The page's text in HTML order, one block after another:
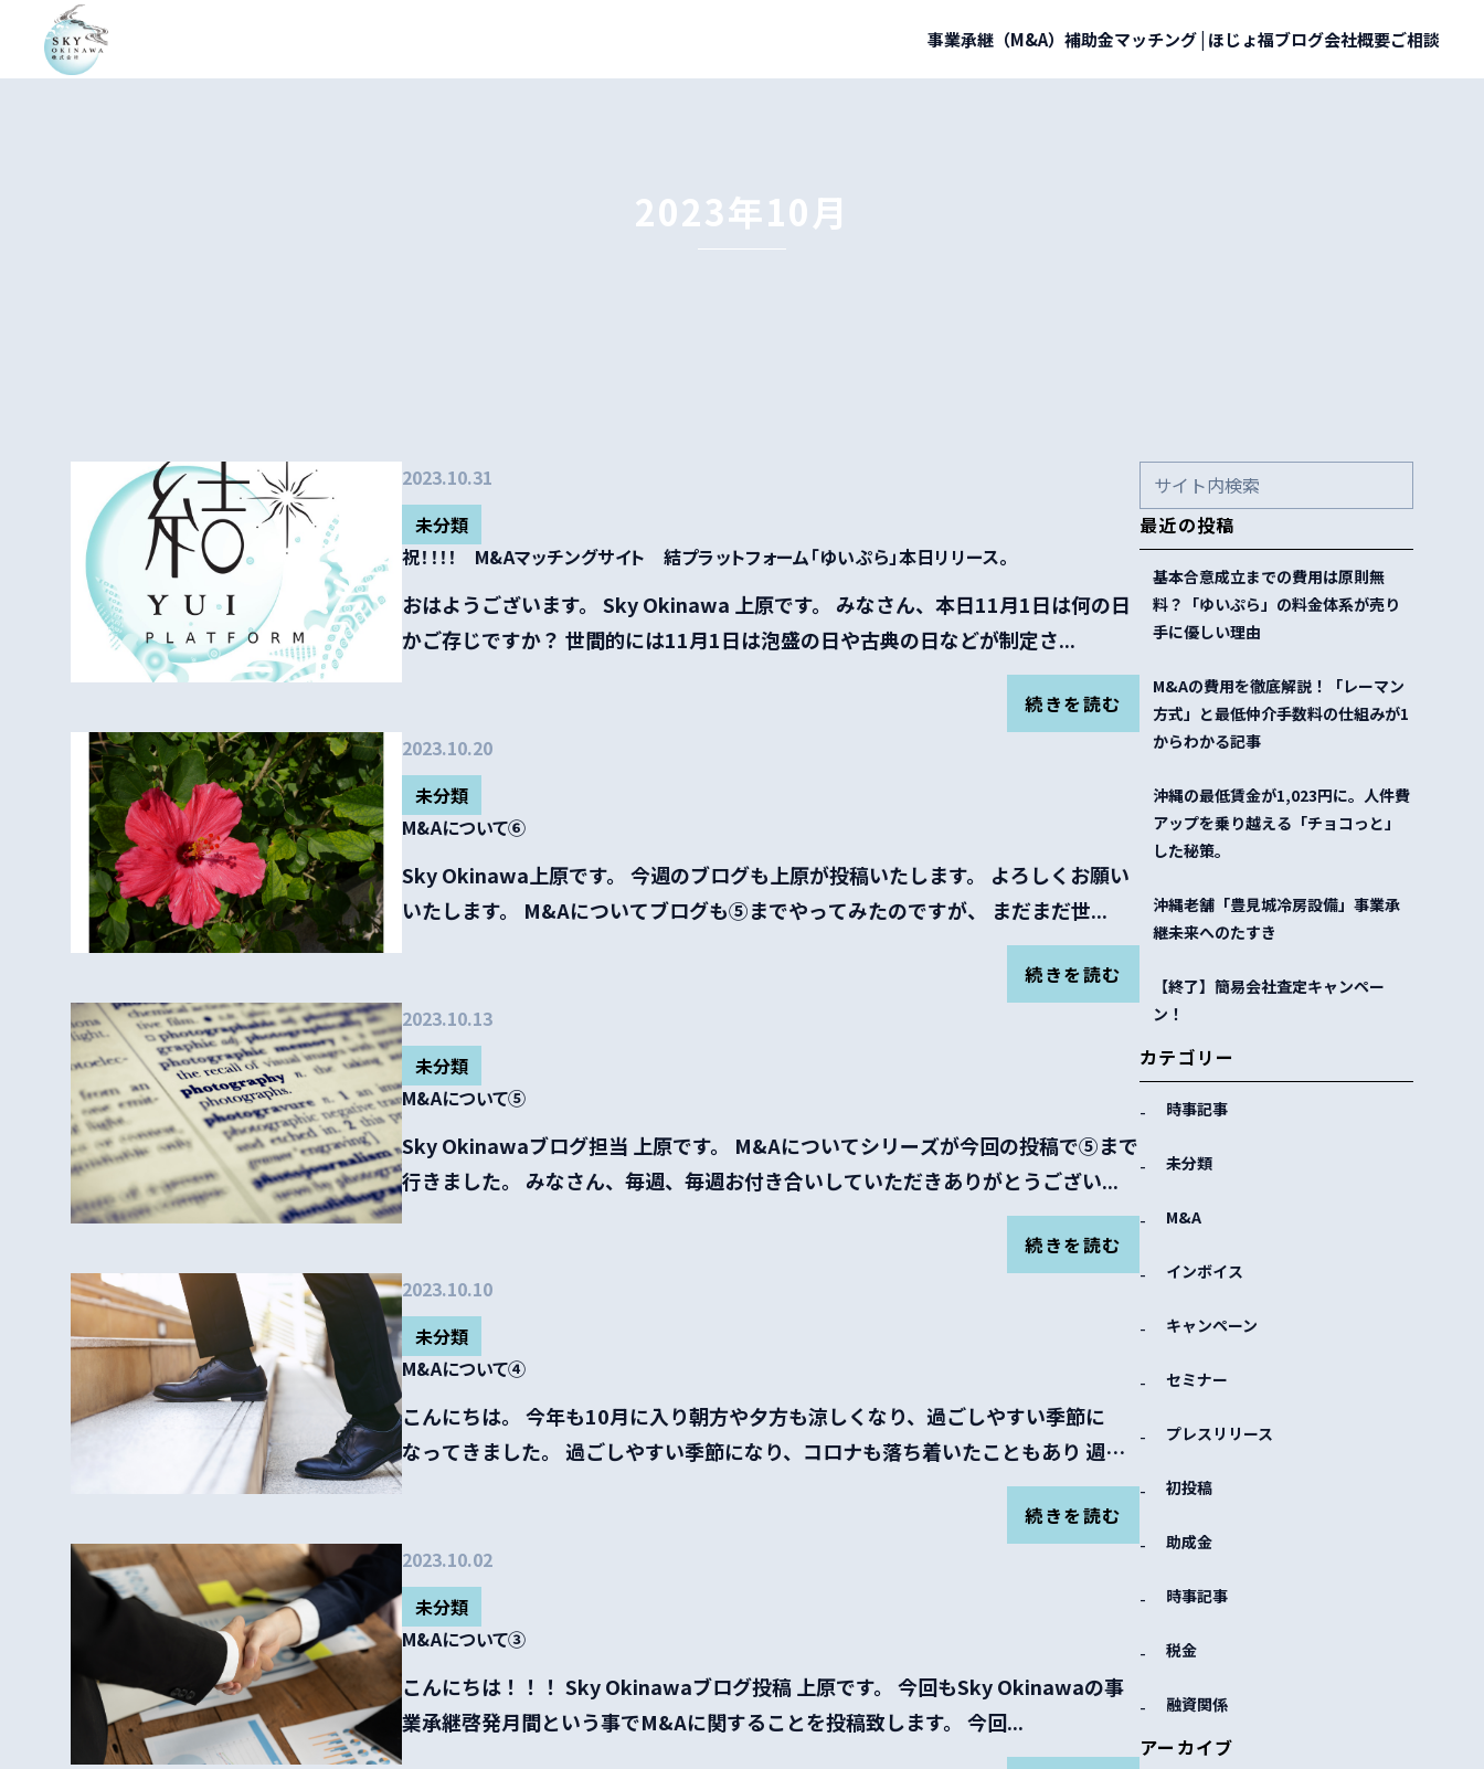
事業承継（M&A） 補助金マッチング | ほじょ福ブログ会社概要ご相談
2023年10月
2023.10.31
未分類
祝！！！！ M&Aマッチングサイト 結プラットフォーム「ゆいぷら」本日リリース。
おはようございます。 Sky Okinawa 上原です。 みなさん、本日11月1日は何の日
かご存じですか？ 世間的には11月1日は泡盛の日や古典の日などが制定さ...
続きを読む
2023.10.20
未分類
M&Aについて⑥
Sky Okinawa上原です。 今週のブログも上原が投稿いたします。 よろしくお願い
いたします。 M&Aについてブログも⑤までやってみたのですが、 まだまだ世...
続きを読む
2023.10.13
未分類
M&Aについて⑤
Sky Okinawaブログ担当 上原です。 M&Aについてシリーズが今回の投稿で⑤まで
行きました。 みなさん、毎週、毎週お付き合いしていただきありがとうござい...
続きを読む
2023.10.10
未分類
M&Aについて④
こんにちは。 今年も10月に入り朝方や夕方も涼しくなり、過ごしやすい季節に
なってきました。 過ごしやすい季節になり、コロナも落ち着いたこともあり 週末
続きを読む
2023.10.02
未分類
M&Aについて③
こんにちは！！！ Sky Okinawaブログ投稿 上原です。 今回もSky Okinawaの事
業承継啓発月間という事でM&Aに関することを投稿致します。 今回...
最近の投稿
基本合意成立までの費用は原則無
料？「ゆいぷら」の料金体系が売り
手に優しい理由
M&Aの費用を徹底解説！「レーマン
方式」と最低仲介手数料の仕組みが1
からわかる記事
沖縄の最低賃金が1,023円に。人件費
アップを乗り越える「チョコっと」
した秘策。
沖縄老舗「豊見城冷房設備」事業承
継未来へのたすき
【終了】簡易会社査定キャンペー
ン！
カテゴリー
時事記事
未分類
M&A
インボイス
キャンペーン
セミナー
プレスリリース
初投稿
助成金
時事記事
税金
融資関係
アーカイブ